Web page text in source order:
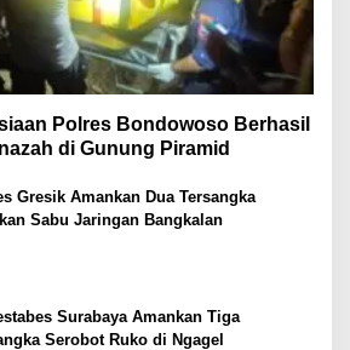
Polres Bondowoso Berhasil
di Gunung Piramid
Gresik Amankan Dua Tersangka
Sabu Jaringan Bangkalan
Surabaya Amankan Tiga
Serobot Ruko di Ngagel